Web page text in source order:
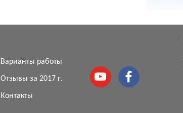
Варианты работы
Отзывы за 2017 г.
Контакты